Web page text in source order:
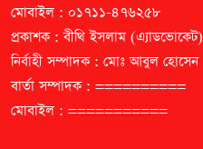
মোবাইল : ০১৭১১-৪৭৬২৫৮
প্রকাশক : বীথি ইসলাম (এ্যাডভোকেট)
নির্বাহী সম্পাদক : মোঃ আবুল হোসেন
বার্তা সম্পাদক : ==========
মোবাইল : ===========